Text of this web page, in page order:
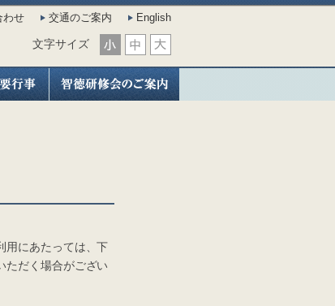
わせ 交通のご案内 English
文字サイズ
用にあたっては、下
ただく場合がござい